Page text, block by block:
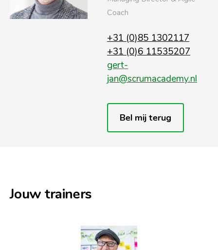
Coach
+31 (0)85 1302117
+31 (0)6 11535207
gert-
jan@scrumacademy.nl
Bel mij terug
Jouw trainers